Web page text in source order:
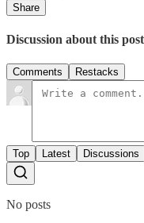
Share
Discussion about this post
Comments Restacks
Top Latest Discussions
No posts